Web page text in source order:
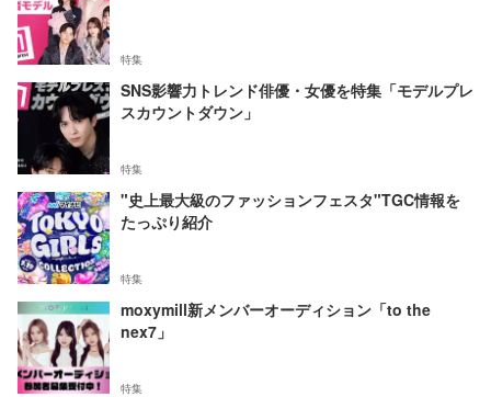
特集
SNS影響力トレンド俳優・女優を特集「モデルプレ
スカウントダウン」
特集
"史上最大級のファッションフェスタ"TGC情報を
たっぷり紹介
特集
moxymill新メンバーオーディション「to the
nex7」
特集